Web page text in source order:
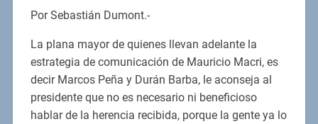
Por Sebastián Dumont.-
La plana mayor de quienes llevan adelante la
estrategia de comunicación de Mauricio Macri, es
decir Marcos Peña y Durán Barba, le aconseja al
presidente que no es necesario ni beneficioso
hablar de la herencia recibida, porque la gente ya lo